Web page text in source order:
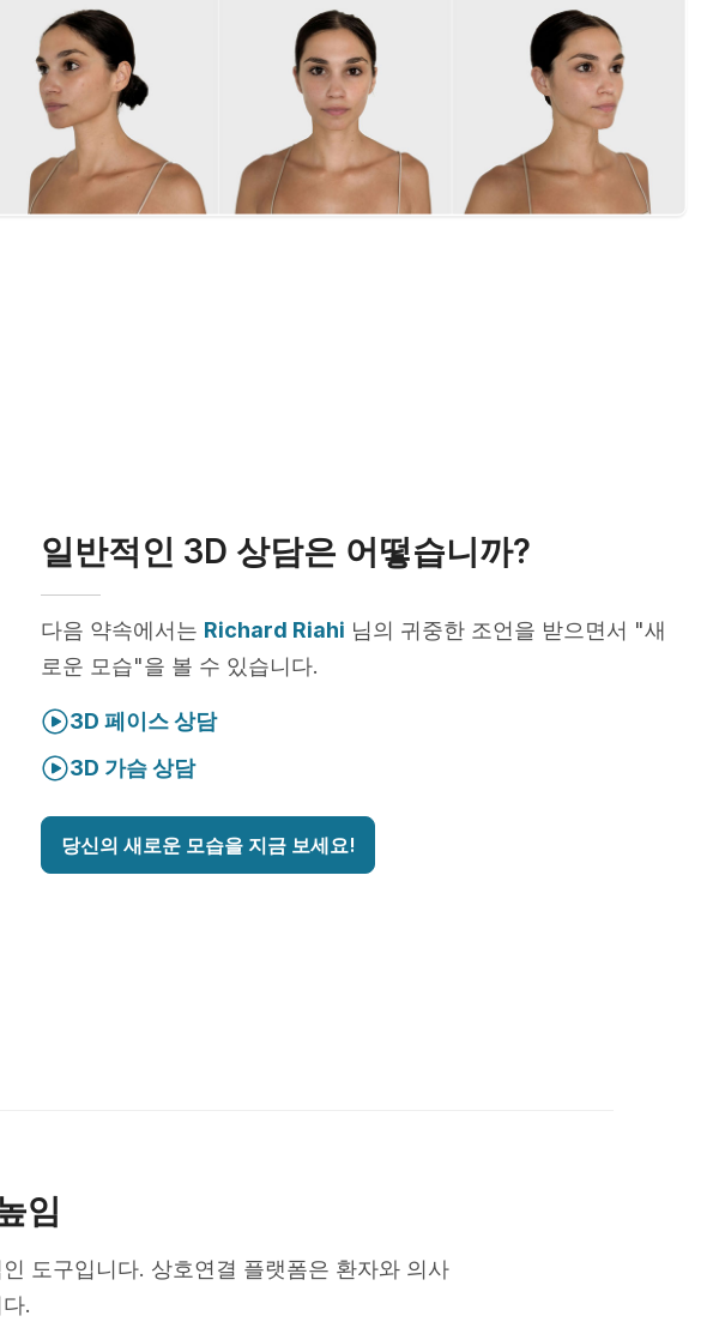
일반적인 3D 상담은 어떻습니까?
다음 약속에서는 Richard Riahi 님의 귀중한 조언을 받으면서 "새
로운 모습"을 볼 수 있습니다.
3D 페이스 상담
3D 가슴 상담
당신의 새로운 모습을 지금 보세요!
임
도구입니다. 상호연결 플랫폼은 환자와 의사
.